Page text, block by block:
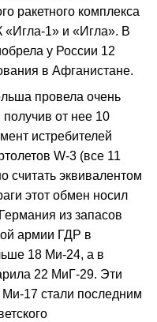
ракетного комплекса
1» и «Игла». В
у России 12
в Афганистане.
провела очень
от нее 10
истребителей
W-3 (все 11
считать эквивалентом
этот обмен носил
из запасов
армии ГДР в
18 Ми-24, а в
22 МиГ-29. Эти
17 стали последним